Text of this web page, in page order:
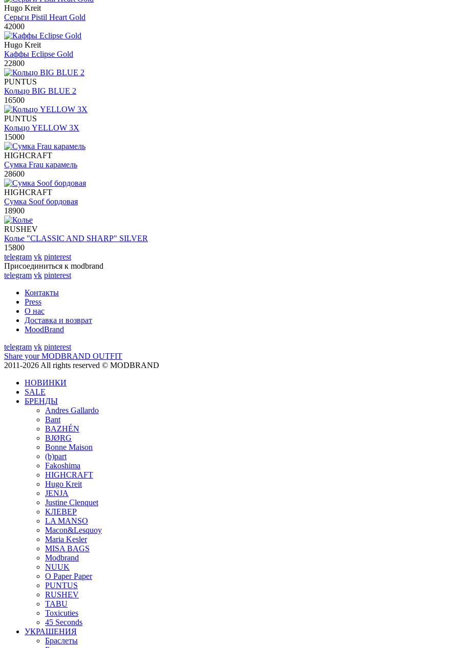
Hugo Kreit
Серьги Pistil Heart Gold
42000
Hugo Kreit
Каффы Eclipse Gold
22800
PUNTUS
Кольцо BIG BLUE 2
16500
PUNTUS
Кольцо YELLOW 3X
15000
HIGHCRAFT
Сумка Frau карамель
28600
HIGHCRAFT
Сумка Soof бордовая
18900
RUSHEV
Колье "CLASSIC AND SHARP" SILVER
15800
telegram vk pinterest
Присоединиться к modbrand
telegram vk pinterest
Контакты
Press
О нас
Доставка и возврат
MoodBrand
telegram vk pinterest
Share your MODBRAND OUTFIT
2011-2026 All rights reserved © MODBRAND
НОВИНКИ
SALE
БРЕНДЫ
Andres Gallardo
Bant
BAZHÉN
BJØRG
Bonne Maison
(b)part
Fakoshima
HIGHCRAFT
Hugo Kreit
JENJA
Justine Clenquet
КЛЕВЕР
LA MANSO
Macon&Lesquoy
Maria Kesler
MISA BAGS
Modbrand
NUUK
O Paper Paper
PUNTUS
RUSHEV
TABU
Toxicuties
45 Seconds
УКРАШЕНИЯ
Браслеты